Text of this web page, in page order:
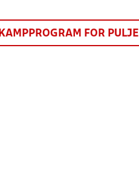
KAMPPROGRAM FOR PULJE